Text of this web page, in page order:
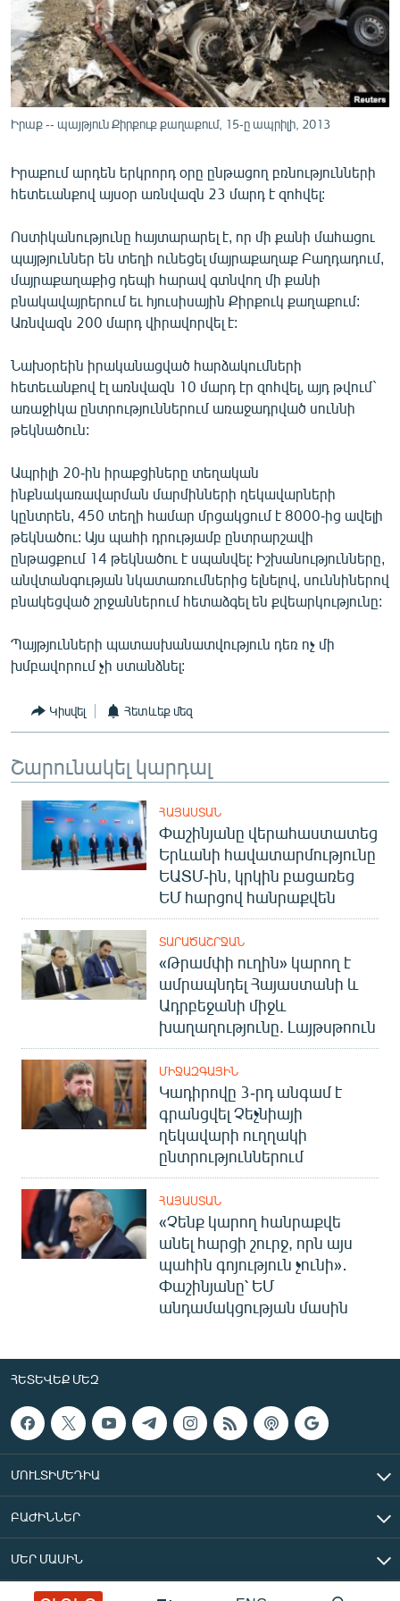
ՄԻՋԱԶԳԱՅԻՆ
ՄՇԱԿՈՒՅԹ
ՍՊՈՐՏ
ՄԵԿՆԱԲԱՆՈՒԹՅՈՒՆ
ԿՈՐՈՆԱՎԻՐՈՒՍ
ՏԵՍԱՆՅՈՒԹԵՐ
ԲԱՆԱՎԵՃ
ՁԳՏԵԼՈՎ ԼԱՎԱԳՈՒՅՆԻՆ
ՓՈԴՔԱՍԹ
Հայերեն
English
ՀԵՏԵՎԵՔ ՄԵԶ
Իրաք -- պայթյուն Քիրքուք քաղաքում, 15-ը ապրիլի, 2013
Իրաքում արդեն երկրորդ օրը ընթացող բռնությունների
հետեւանքով այսօր առնվազն 23 մարդ է զոհվել:
Ոստիկանությունը հայտարարել է, որ մի քանի մահացու
պայթյուններ են տեղի ունեցել մայրաքաղաք Բաղդադում,
մայրաքաղաքից դեպի հարավ գտնվող մի քանի
բնակավայրերում եւ հյուսիսային Քիրքուկ քաղաքում:
Առնվազն 200 մարդ վիրավորվել է:
Նախօրեին իրականացված հարձակումների
հետեւանքով էլ առնվազն 10 մարդ էր զոհվել, այդ թվում`
առաջիկա ընտրություններում առաջադրված սուննի
թեկնածուն:
Ապրիլի 20-ին իրաքցիները տեղական
ինքնակառավարման մարմինների ղեկավարների
կընտրեն, 450 տեղի համար մրցակցում է 8000-ից ավելի
թեկնածու: Այս պահի դրությամբ ընտրարշավի
ընթացքում 14 թեկնածու է սպանվել: Իշխանությունները,
անվտանգության նկատառումներից ելնելով, սուննիներով
բնակեցված շրջաններում հետաձգել են քվեարկությունը:
Պայթյունների պատասխանատվություն դեռ ոչ մի
խմբավորում չի ստանձնել:
Կիսվել Հետևեք մեզ
Շարունակել կարդալ
ՀԱՅԱՍՏԱՆ
Փաշինյանը վերահաստատեց
Երևանի հավատարմությունը
ԵԱՏՄ-ին, կրկին բացառեց
ԵՄ հարցով հանրաքվեն
ՏԱՐԱԾԱՇՐՋԱՆ
«Թրամփի ուղին» կարող է
ամրապնդել Հայաստանի և
Ադրբեջանի միջև
խաղաղությունը. Լայթսթոուն
ՄԻՋԱԶԳԱՅԻՆ
Կադիրովը 3-րդ անգամ է
գրանցվել Չեչնիայի
ղեկավարի ուղղակի
ընտրություններում
ՀԱՅԱՍՏԱՆ
«Չենք կարող հանրաքվե
անել հարցի շուրջ, որն այս
պահին գոյություն չունի»․
Փաշինյանը՝ ԵՄ
անդամակցության մասին
ՀԵՏԵՎԵՔ ՄԵԶ
ՄՈՒԼՏԻՄԵԴԻԱ
ԲԱԺԻՆՆԵՐ
ՄԵՐ ՄԱՍԻՆ